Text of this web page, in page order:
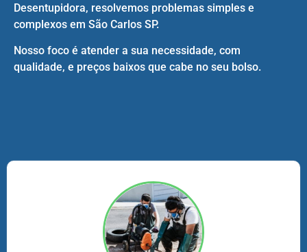
Desentupidora, resolvemos problemas simples e
complexos em São Carlos SP.
Nosso foco é atender a sua necessidade, com
qualidade, e preços baixos que cabe no seu bolso.